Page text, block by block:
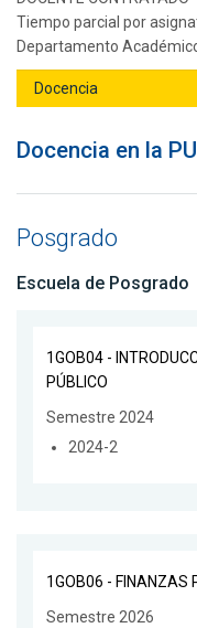
Tiempo parcial por
Departamento
Docencia en la
Posgrado
Escuela de Posgrado
1GOB04 -
PÚBLICO
Semestre 2024
2024-2
1GOB06 - FINANZAS
Semestre 2026